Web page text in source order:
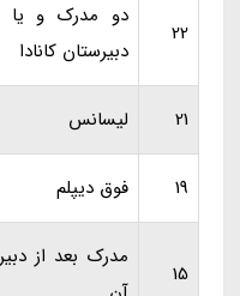
22
دو مدرک و یا
دبیرستان کانادا
21 لیسانس
19 فوق دیپلم
15